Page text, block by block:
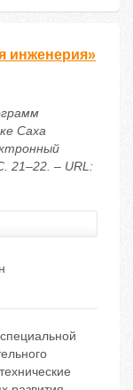
инженерия»
Саха
21–22. – URL: